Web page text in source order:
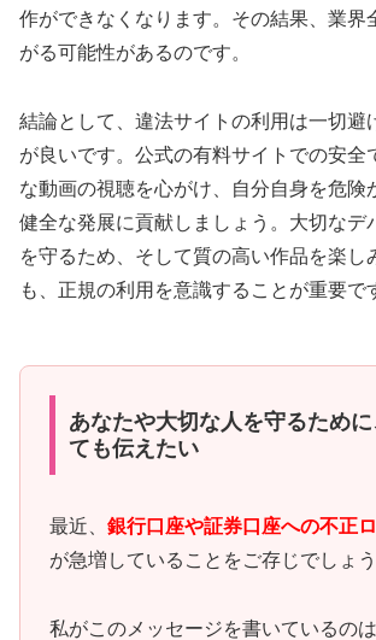
作ができなくなります。その結果、業界
がる可能性があるのです。
結論として、違法サイトの利用は一切避
が良いです。公式の有料サイトでの安全
な動画の視聴を心がけ、自分自身を危険
健全な発展に貢献しましょう。大切なデ
を守るため、そして質の高い作品を楽し
も、正規の利用を意識することが重要で
あなたや大切な人を守るため
ても伝えたい
最近、 銀行口座や証券口座への不正
が急増していることをご存じでしょ
私がこのメッセージを書いているのは